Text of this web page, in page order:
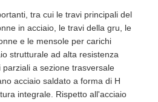
tra cui le travi principali del
in acciaio, le travi della gru, le
e le mensole per carichi
strutturale ad alta resistenza
a sezione trasversale
acciaio saldato a forma di H
integrale. Rispetto all'acciaio